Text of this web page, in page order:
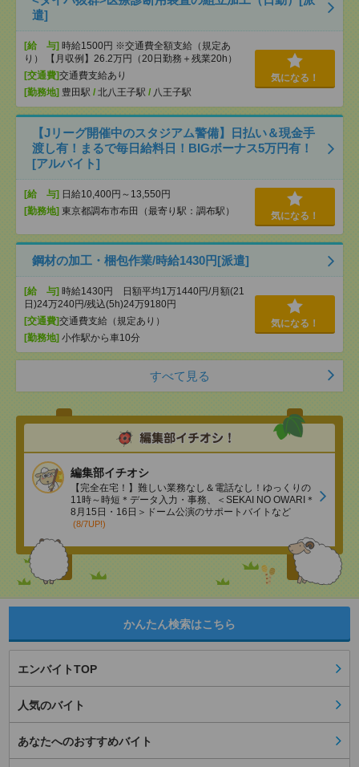
遣]
[給 与] 時給1500円 ※交通費全額支給（規定あ
り） 【月収例】26.2万円（20日勤務＋残業20h）
[交通費]交通費支給あり
[勤務地] 豊田駅 / 北八王子駅 / 八王子駅
気になる！
【Jリーグ開催中のスタジアム警備】日払い＆現金手
渡し有！まるで毎日給料日！BIGボーナス5万円有！
[アルバイト]
[給 与] 日給10,400円～13,550円
[勤務地] 東京都調布市布田（最寄り駅：調布駅） 気になる！
鋼材の加工・梱包作業/時給1430円[派遣]
[給 与] 時給1430円 日額平均1万1440円/月額(21
日)24万240円/残込(5h)24万9180円
[交通費]交通費支給（規定あり）
[勤務地] 小作駅から車10分
気になる！
すべて見る
編集部イチオシ
【完全在宅！】難しい業務なし＆電話なし！ゆっくりの
11時～時短＊データ入力・事務、＜SEKAI NO OWARI＊
8月15日・16日＞ドーム公演のサポートバイトなど
(8/7UP!)
かんたん検索はこちら
エンバイトTOP
人気のバイト
あなたへのおすすめバイト